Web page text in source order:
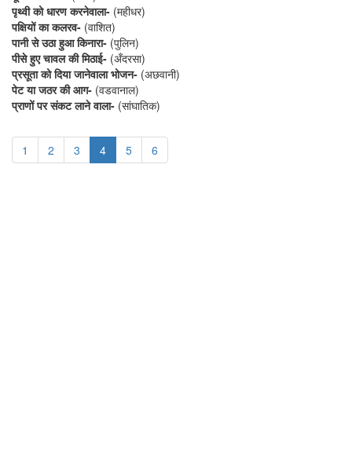
पृथ्वी को धारण करनेवाला- (महीधर)
पक्षियों का कलरव- (वाशित)
पानी से उठा हुआ किनारा- (पुलिन)
पीसे हुए चावल की मिठाई- (अँदरसा)
प्रसूता को दिया जानेवाला भोजन- (अछवानी)
पेट या जठर की आग- (वडवानाल)
प्राणों पर संकट लाने वाला- (सांघातिक)
1 2 3 4 5 6